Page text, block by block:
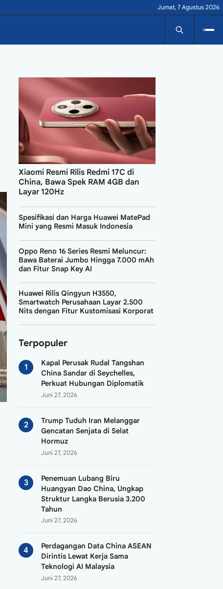
Jumat, 7 Agustus 2026
Xiaomi Resmi Rilis Redmi 17C di
China, Bawa Spek RAM 4GB dan
Layar 120Hz
Spesifikasi dan Harga Huawei MatePad
Mini yang Resmi Masuk Indonesia
Oppo Reno 16 Series Resmi Meluncur:
Bawa Baterai Jumbo Hingga 7.000 mAh
dan Fitur Snap Key AI
Huawei Rilis Qingyun H3550,
Smartwatch Perusahaan Layar 2.500
Nits dengan Fitur Kustomisasi Korporat
Terpopuler
Kapal Perusak Rudal Tangshan
China Sandar di Seychelles,
Perkuat Hubungan Diplomatik
Juni 27, 2026
Trump Tuduh Iran Melanggar
Gencatan Senjata di Selat
Hormuz
Juni 27, 2026
Penemuan Lubang Biru
Huangyan Dao China, Ungkap
Struktur Langka Berusia 3.200
Tahun
Juni 27, 2026
Perdagangan Data China ASEAN
Dirintis Lewat Kerja Sama
Teknologi AI Malaysia
Juni 27, 2026